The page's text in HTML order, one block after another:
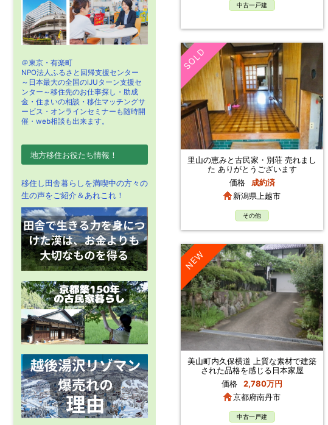
中古一戸建
里山の恵みと古民家・別荘 売れまし
た ありがとうございます
価格
成約済
SOLD
新潟県上越市
その他
美山町内久保横道 上質な素材で建築
された品格を感じる日本家屋
価格
2,780万円
NEW
京都府南丹市
中古一戸建
＠東京・有楽町
NPO法人ふるさと回帰支援センター
～日本最大の全国のIJUターン支援セ
ンター～移住先のお仕事探し・助成
金・住まいの相談・移住マッチングサ
ービス・オンラインセミナーも随時開
催・web相談も出来ます。
地方移住お役たち情報！
移住し田舎暮らしを満喫中の方々の
生の声をご紹介＆あれこれ！